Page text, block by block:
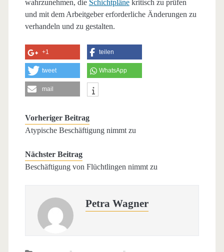
wahrzunehmen, die Schichtplänekritisch zu prüfen
und mit dem Arbeitgeber erforderliche Änderungen zu
verhandeln und zu gestalten.
+1 teilen
tweet WhatsApp
mail
Vorheriger Beitrag
Atypische Beschäftigung nimmt zu
Nächster Beitrag
Beschäftigung von Flüchtlingen nimmt zu
Petra Wagner